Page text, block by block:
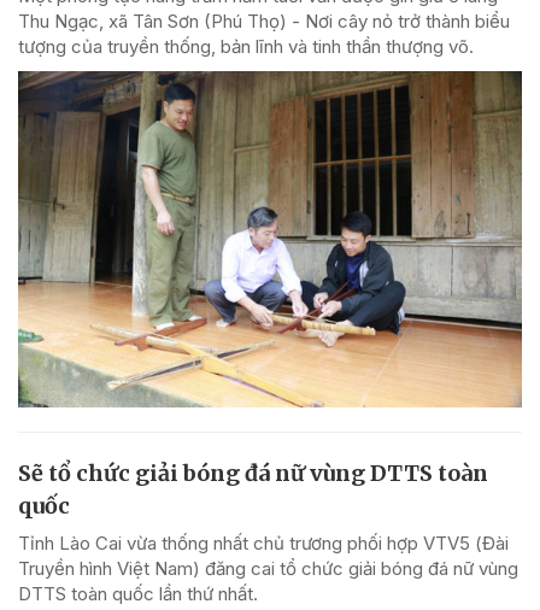
Thu Ngạc, xã Tân Sơn (Phú Thọ) - Nơi cây nỏ trở thành biểu
tượng của truyền thống, bản lĩnh và tinh thần thượng võ.
Sẽ tổ chức giải bóng đá nữ vùng DTTS toàn
quốc
Tỉnh Lào Cai vừa thống nhất chủ trương phối hợp VTV5 (Đài
Truyền hình Việt Nam) đăng cai tổ chức giải bóng đá nữ vùng
DTTS toàn quốc lần thứ nhất.